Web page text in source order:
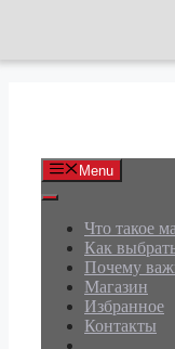
Menu
Что такое
Как
Почему
Магазин
Избранное
Контакты